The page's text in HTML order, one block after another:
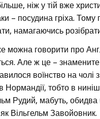
ніж у тій вже
– посудина гріха. Тому
намагаючись
можна говорити про
Але ж це –
воїнство на чолі
тобто в
Рудий, мабуть,
Вільгельм Завойовник.